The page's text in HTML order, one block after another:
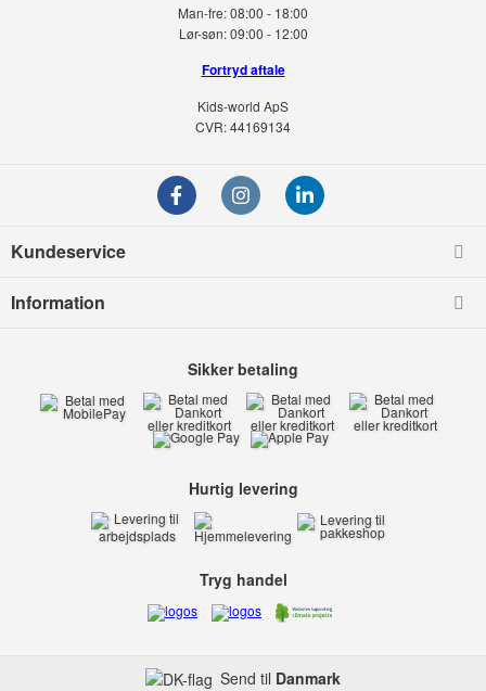
Man-fre:08:00 - 18:00
Lør-søn:09:00 - 12:00
Fortryd aftale
Kids-world ApS
CVR: 44169134
Kundeservice
Information
Send til Danmark
Sikker betaling
Hurtig levering
Tryg handel